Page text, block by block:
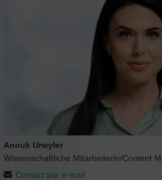
Anouk Urwyler
Wissenschaftliche Mitarbeiterin/Content
Contact par e-mail